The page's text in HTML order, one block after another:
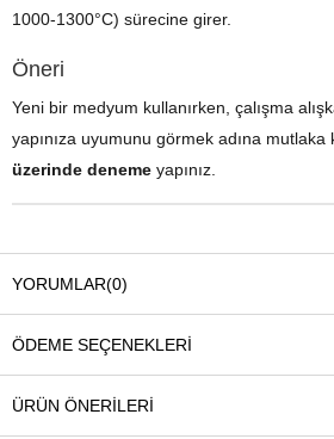
1000-1300°C) sürecine girer.
Öneri
Yeni bir medyum kullanırken, çalışma
yapınıza uyumunu görmek adına mutlaka
üzerinde deneme yapınız.
YORUMLAR(0)
ÖDEME SEÇENEKLERI
ÜRÜN ÖNERILERI